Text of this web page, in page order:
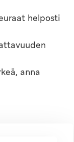
helposti
anna